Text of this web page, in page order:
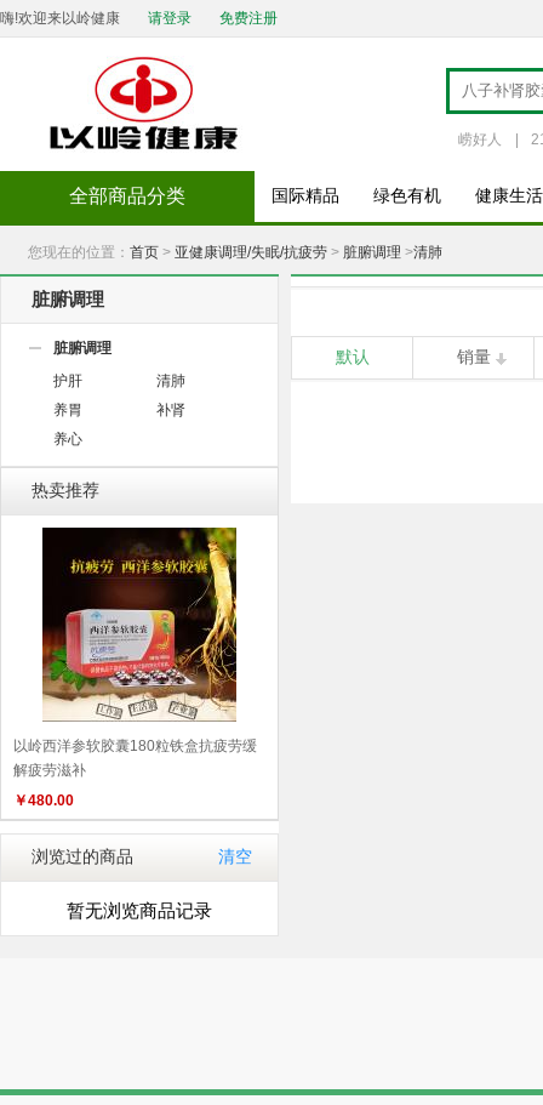
嗨!欢迎来以岭健康 请登录 免费注册
崂好人
全部商品分类 国际精品 绿色有机 健康生活
您现在的位置： 首页 > 亚健康调理/失眠/抗疲劳 > 脏腑调理 >清肺
脏腑调理
脏腑调理
护肝
清肺
养胃
补肾
养心
热卖推荐
以岭西洋参软胶囊180粒铁盒抗疲劳缓
解疲劳滋补
￥480.00
浏览过的商品 清空
暂无浏览商品记录
默认 销量